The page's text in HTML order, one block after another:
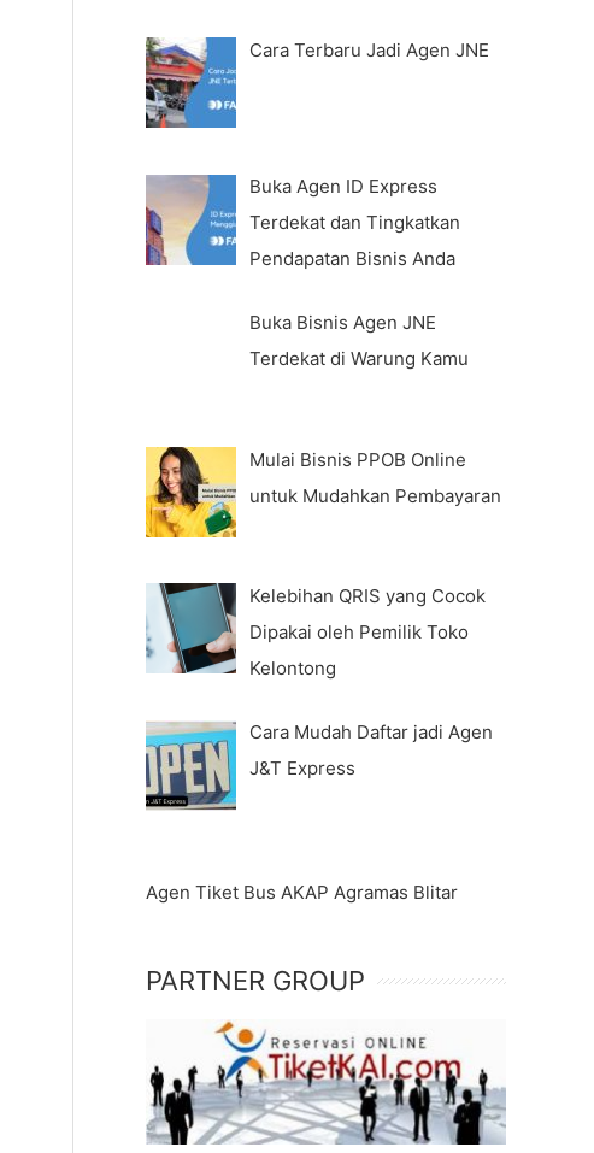
Cara Terbaru Jadi Agen JNE
Buka Agen ID Express
Terdekat dan Tingkatkan
Pendapatan Bisnis Anda
Buka Bisnis Agen JNE
Terdekat di Warung Kamu
Mulai Bisnis PPOB Online
untuk Mudahkan Pembayaran
Kelebihan QRIS yang Cocok
Dipakai oleh Pemilik Toko
Kelontong
Cara Mudah Daftar jadi Agen
J&T Express
Agen Tiket Bus AKAP Agramas Blitar
PARTNER GROUP